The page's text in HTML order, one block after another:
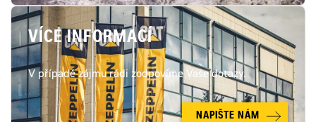
VÍCE INFORMACÍ
V případě zájmu rádi zodpovíme Vaše dotazy.
NAPIŠTE NÁM